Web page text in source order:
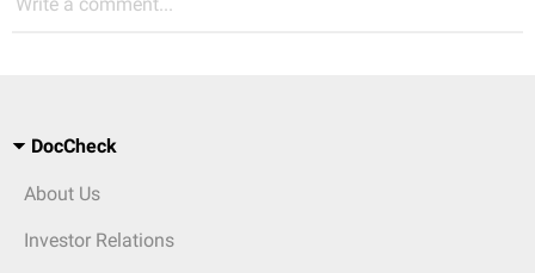
DocCheck
About Us
Investor Relations